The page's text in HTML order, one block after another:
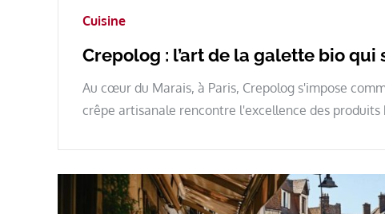
Cuisine
Crepolog : l’art de la galette bio
Au cœur du Marais, à Paris, Crepolog s'impose
crêpe artisanale rencontre l'excellence des